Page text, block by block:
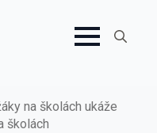
na školách ukáže
školách